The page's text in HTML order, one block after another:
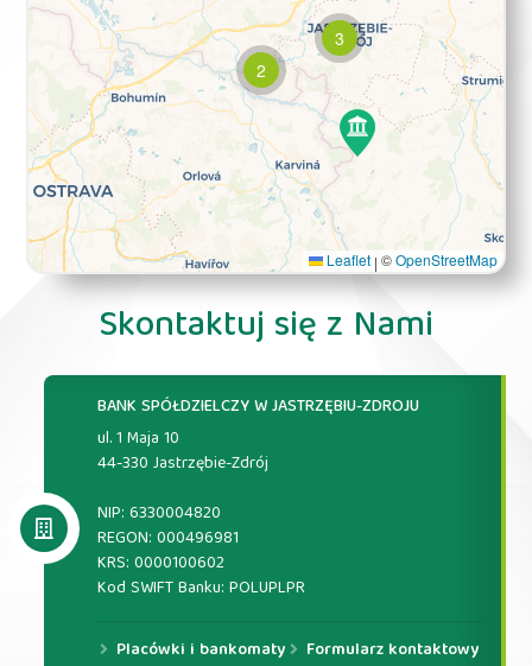
2
3
Leaflet | ©OpenStreetMap
Skontaktuj się z Nami
BANK SPÓŁDZIELCZY W JASTRZĘBIU-ZDROJU
ul. 1 Maja 10
44-330 Jastrzębie-Zdrój
NIP: 6330004820
REGON: 000496981
KRS: 0000100602
Kod SWIFT Banku: POLUPLPR
Placówki i bankomaty Formularz kontaktowy